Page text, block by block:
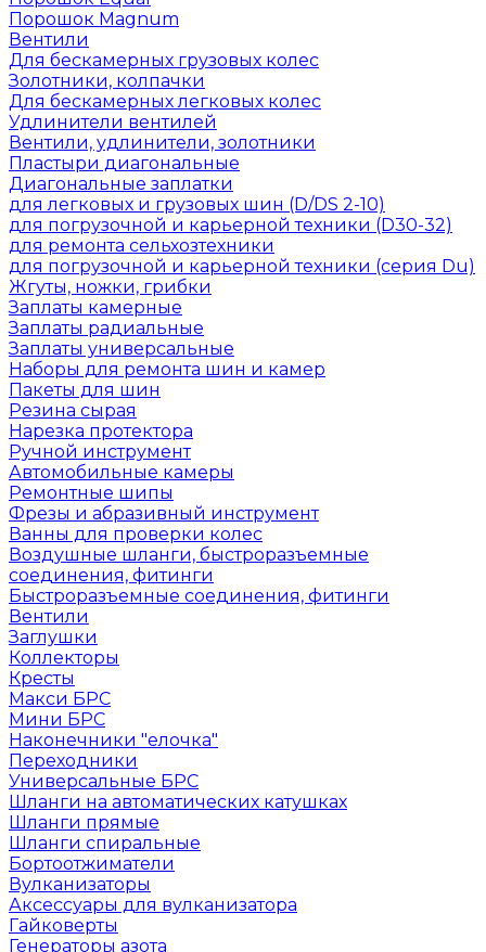
Порошок Magnum
Вентили
Для бескамерных грузовых колес
Золотники, колпачки
Для бескамерных легковых колес
Удлинители вентилей
Вентили, удлинители, золотники
Пластыри диагональные
Диагональные заплатки
для легковых и грузовых шин (D/DS 2-10)
для погрузочной и карьерной техники (D30-32)
для ремонта сельхозтехники
для погрузочной и карьерной техники (серия Du)
Жгуты, ножки, грибки
Заплаты камерные
Заплаты радиальные
Заплаты универсальные
Наборы для ремонта шин и камер
Пакеты для шин
Резина сырая
Нарезка протектора
Ручной инструмент
Автомобильные камеры
Ремонтные шипы
Фрезы и абразивный инструмент
Ванны для проверки колес
Воздушные шланги, быстроразъемные
соединения, фитинги
Быстроразъемные соединения, фитинги
Вентили
Заглушки
Коллекторы
Кресты
Макси БРС
Мини БРС
Наконечники "елочка"
Переходники
Универсальные БРС
Шланги на автоматических катушках
Шланги прямые
Шланги спиральные
Бортоотжиматели
Вулканизаторы
Аксессуары для вулканизатора
Гайковерты
Генераторы азота